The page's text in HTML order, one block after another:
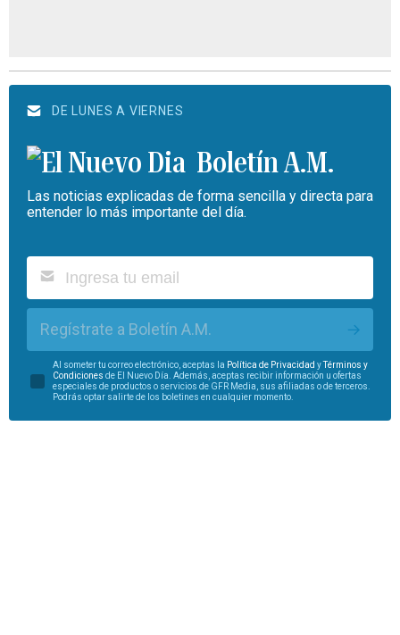
DE LUNES A VIERNES
Boletín A.M.
Las noticias explicadas de forma sencilla y directa para
entender lo más importante del día.
Regístrate a Boletín A.M.
Al someter tu correo electrónico, aceptas la Política de Privacidad y
Términos y
Condiciones de El Nuevo Día. Además, aceptas recibir información u ofertas
especiales de productos o servicios de GFR Media, sus afiliadas o de terceros.
Podrás optar salirte de los boletines en cualquier momento.